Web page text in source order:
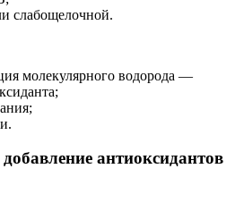
слабощелочной.
молекулярного водорода —
антиоксидантов